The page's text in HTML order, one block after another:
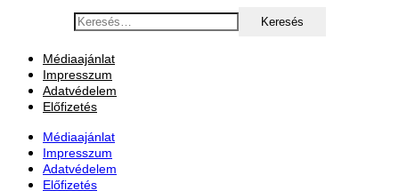
Keresés:
Médiaajánlat
Impresszum
Adatvédelem
Előfizetés
Médiaajánlat
Impresszum
Adatvédelem
Előfizetés